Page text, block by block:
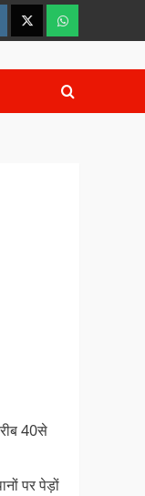
Twitterwhatsaap
40से
पर पेड़ों